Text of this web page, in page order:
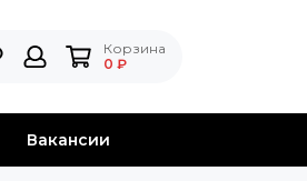
Корзина
0 ₽
Вакансии